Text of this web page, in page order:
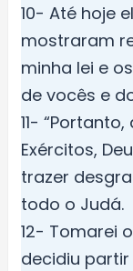
10- Até hoje
mostraram
minha lei e
de vocês e
11-
Exércitos,
trazer
todo o Judá.
12- Tomarei
decidiu partir